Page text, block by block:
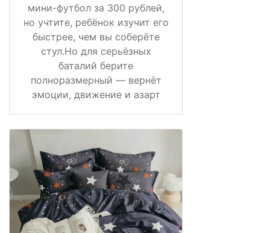
мини-футбол за 300 рублей,
но учтите, ребёнок изучит его
быстрее, чем вы соберёте
стул.Но для серьёзных
баталий берите
полноразмерный — вернёт
эмоции, движение и азарт